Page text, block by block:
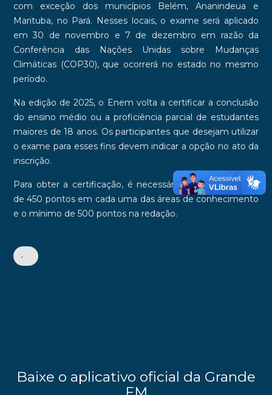
com exceção dos municípios Belém, Ananindeua e
Marituba, no Pará. Nesses locais, o exame será aplicado
em 30 de novembro e 7 de dezembro em razão da
Conferência das Nações Unidas sobre Mudanças
Climáticas (COP30), que ocorrerá no estado no mesmo
período.
Na edição de 2025, o Enem volta a certificar a conclusão
do ensino médio ou a proficiência parcial de estudantes
maiores de 18 anos. Os participantes que desejam utilizar
o exame para esses fins devem indicar a opção no ato da
inscrição.
Para obter a certificação, é necessário atingir o mínimo
de 450 pontos em cada uma das áreas de conhecimento
e o mínimo de 500 pontos na redação.
•
Baixe o aplicativo oficial da Grande